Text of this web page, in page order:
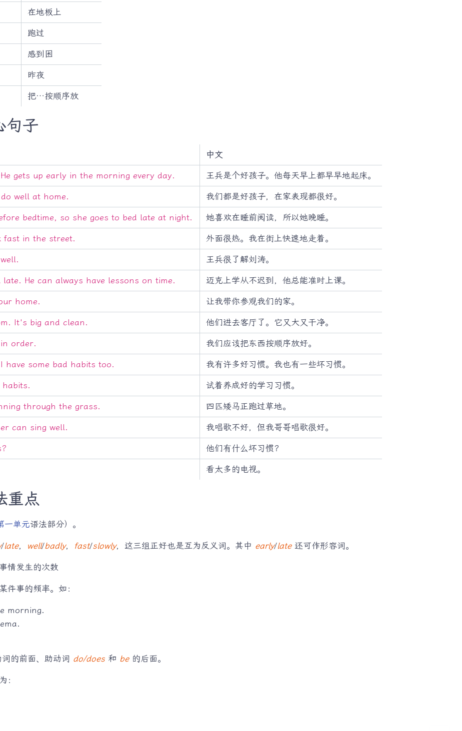
在地板上
跑过
感到困
昨夜
把…按顺序放
句子
中文
gets up early in the morning every day. 王兵是个好孩子。他每天早上都早早地起床。
well at home. 我们都是好孩子，在家表现都很好。
bedtime, so she goes to bed late at night. 她喜欢在睡前阅读，所以她晚睡。
fast in the street. 外面很热。我在街上快速地走着。
王兵很了解刘涛。
He can always have lessons on time. 迈克上学从不迟到，他总能准时上课。
home. 让我带你参观我们的家。
It's big and clean. 他们进去客厅了。它又大又干净。
order. 我们应该把东西按顺序放好。
have some bad habits too. 我有许多好习惯。我也有一些坏习惯。
试着养成好的学习习惯。
through the grass. 四匹矮马正跑过草地。
can sing well. 我唱歌不好，但我哥哥唱歌很好。
他们有什么坏习惯？
看太多的电视。
重点
一单元语法部分）。
/late， well/badly， fast/slowly，这三组正好也是互为反义词。其中 early/late还可作形容词。
情发生的次数
件事的频率。如：
morning.
的前面、助动词 do/does和 be的后面。
：